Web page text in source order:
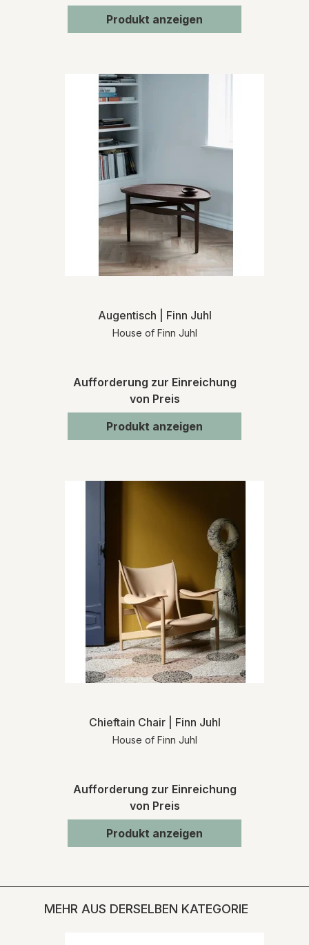
Produkt anzeigen
Augentisch | Finn Juhl
House of Finn Juhl
Aufforderung zur Einreichung
von Preis
Produkt anzeigen
Chieftain Chair | Finn Juhl
House of Finn Juhl
Aufforderung zur Einreichung
von Preis
Produkt anzeigen
MEHR AUS DERSELBEN KATEGORIE